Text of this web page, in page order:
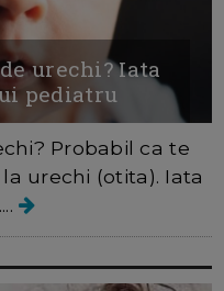
urechi? Iata
pediatru
Probabil ca te
urechi (otita). Iata